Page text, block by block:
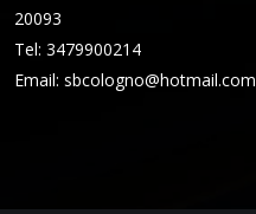
20093
Tel: 3479900214
Email: sbcologno@hotmail.com